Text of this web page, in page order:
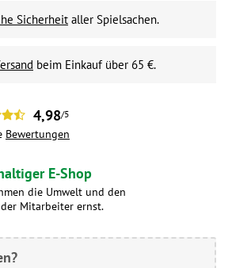
Sicherheit aller Spielsachen.
beim Einkauf über 65 €.
4,98/5
Bewertungen
E-Shop
die Umwelt und den
Mitarbeiter ernst.